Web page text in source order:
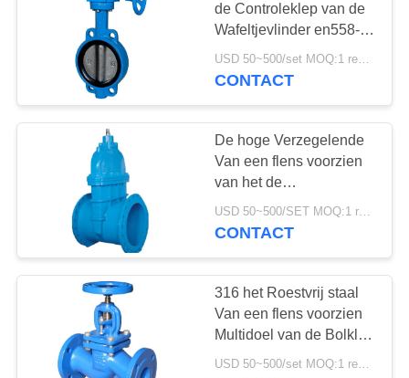
de klep van de
roestvrij staalbol
watervleugelklep
17
de Controleklep van de
Wafeltjevlinder en558-1
Reeks face to face
CONTACT
De hoge Verzegelende
Van een flens voorzien
van het de
Veiligheidsroestvrije
staal van de Poortklep
USD 50~500/SET MOQ:1 reeks
CONTACT
316 het Roestvrij staal
Van een flens voorzien
Multidoel van de Bolklep
voor Druk het
USD 50~500/set MOQ:1 reeks